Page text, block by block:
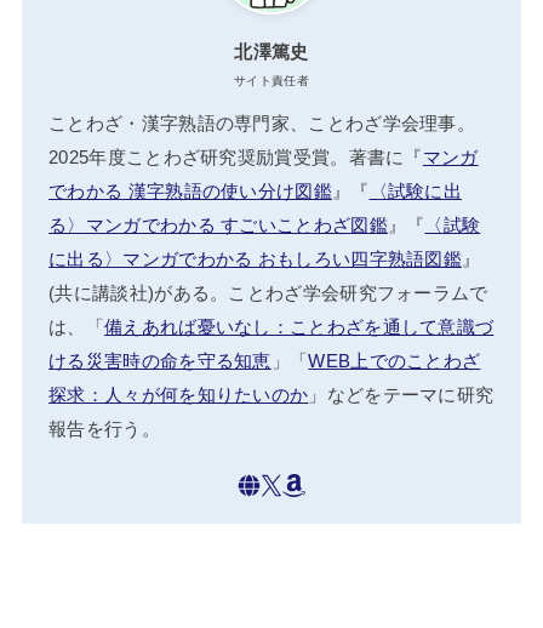
北澤篤史
サイト責任者
ことわざ・漢字熟語の専門家、ことわざ学会理事。
2025年度ことわざ研究奨励賞受賞。著書に『マンガ
でわかる 漢字熟語の使い分け図鑑』『 〈試験に出
る〉マンガでわかる すごいことわざ図鑑』『 〈試験
に出る〉マンガでわかる おもしろい四字熟語図鑑 』
(共に講談社)がある。ことわざ学会研究フォーラムで
は、「備えあれば憂いなし：ことわざを通して意識づ
ける災害時の命を守る知恵 」「WEB上でのことわざ
探求：人々が何を知りたいのか 」などをテーマに研究
報告を行う。